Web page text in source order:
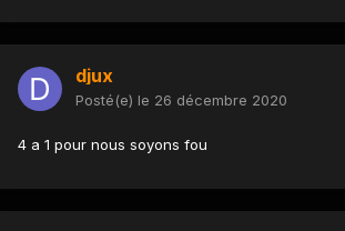
djux
Posté(e) le 26 décembre 2020
4 a 1 pour nous soyons fou